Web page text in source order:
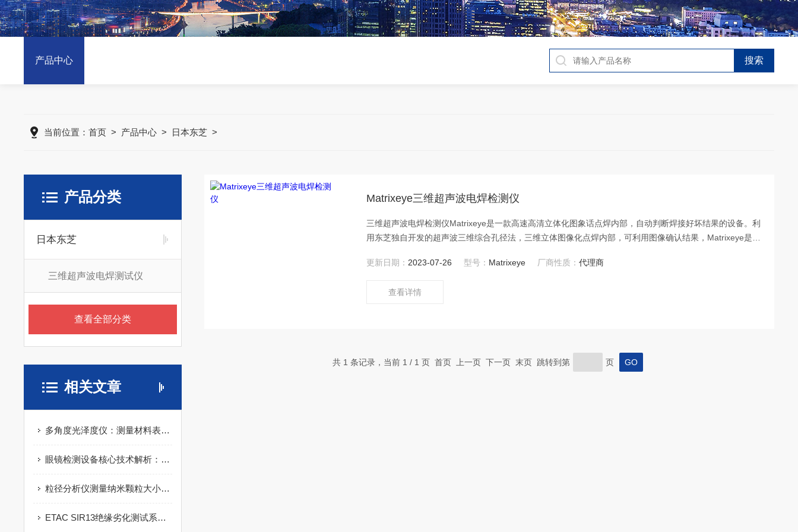
产品中心
当前位置：首页 > 产品中心 > 日本东芝 >
产品分类
日本东芝
三维超声波电焊测试仪
查看全部分类
相关文章
多角度光泽度仪：测量材料表面光泽度的全面解决方案
眼镜检测设备核心技术解析：光学参数测量、抗冲击测试与透光率检测原理
粒径分析仪测量纳米颗粒大小的工具！
ETAC SIR13绝缘劣化测试系统在电力行业的应用实践：提升设备安全运行水平的得力助手
Matrixeye三维超声波电焊检测仪
三维超声波电焊检测仪Matrixeye是一款高速高清立体化图象话点焊内部，自动判断焊接好坏结果的设备。利
用东芝独自开发的超声波三维综合孔径法，三维立体图像化点焊内部，可利用图像确认结果，Matrixeye是非
更新日期： 2023-07-26 型号： Matrixeye 厂商性质：代理商
查看详情
共 1 条记录，当前 1 / 1 页 首页 上一页 下一页 末页 跳转到第 页